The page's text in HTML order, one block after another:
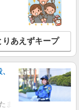
りあえずキープ
ま市岩槻区・久喜市・